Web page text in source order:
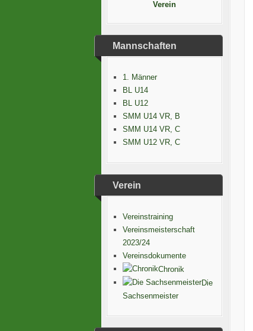
Verein
Mannschaften
1. Männer
BL U14
BL U12
SMM U14 VR, B
SMM U14 VR, C
SMM U12 VR, C
Verein
Vereinstraining
Vereinsmeisterschaft
2023/24
Vereinsdokumente
Chronik
Die
Sachsenmeister